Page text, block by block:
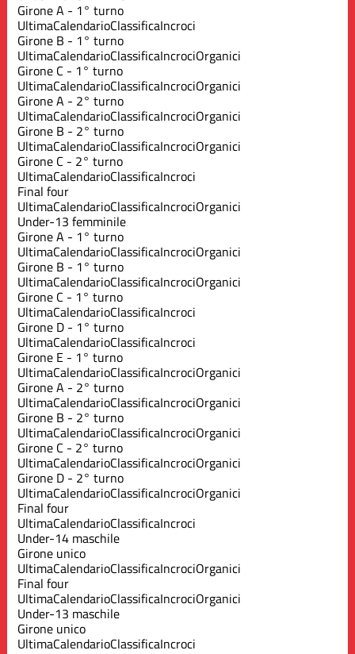
Girone A - 1° turno
UltimaCalendarioClassificaIncroci
Girone B - 1° turno
UltimaCalendarioClassificaIncrociOrganici
Girone C - 1° turno
UltimaCalendarioClassificaIncrociOrganici
Girone A - 2° turno
UltimaCalendarioClassificaIncrociOrganici
Girone B - 2° turno
UltimaCalendarioClassificaIncrociOrganici
Girone C - 2° turno
UltimaCalendarioClassificaIncroci
Final four
UltimaCalendarioClassificaIncrociOrganici
Under-13 femminile
Girone A - 1° turno
UltimaCalendarioClassificaIncrociOrganici
Girone B - 1° turno
UltimaCalendarioClassificaIncrociOrganici
Girone C - 1° turno
UltimaCalendarioClassificaIncroci
Girone D - 1° turno
UltimaCalendarioClassificaIncroci
Girone E - 1° turno
UltimaCalendarioClassificaIncrociOrganici
Girone A - 2° turno
UltimaCalendarioClassificaIncrociOrganici
Girone B - 2° turno
UltimaCalendarioClassificaIncrociOrganici
Girone C - 2° turno
UltimaCalendarioClassificaIncrociOrganici
Girone D - 2° turno
UltimaCalendarioClassificaIncrociOrganici
Final four
UltimaCalendarioClassificaIncroci
Under-14 maschile
Girone unico
UltimaCalendarioClassificaIncrociOrganici
Final four
UltimaCalendarioClassificaIncrociOrganici
Under-13 maschile
Girone unico
UltimaCalendarioClassificaIncroci